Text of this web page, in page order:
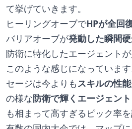
て挙げていきます。
ヒーリングオーブでHPが全回
バリアオーブが発動した瞬間
防衛に特化したエージェント
このような感じになっています
セージは今よりもスキルの性能
の様な防衛で輝くエージェン
も相まって高すぎるピック率を